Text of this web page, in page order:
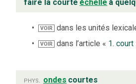
faire la courte échelle à
VOIR dans les unités
VOIR dans l’article « 1. court
phys. ondes courtes